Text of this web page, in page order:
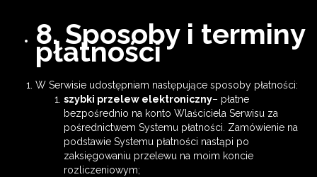
8. Sposoby i terminy
płatności
W Serwisie udostępniam następujące sposoby płatności:
szybki przelew elektroniczny– płatne
bezpośrednio na konto Wlaściciela Serwisu za
pośrednictwem Systemu płatności. Zamówienie na
podstawie Systemu płatności nastąpi po
zaksięgowaniu przelewu na moim koncie
rozliczeniowym;